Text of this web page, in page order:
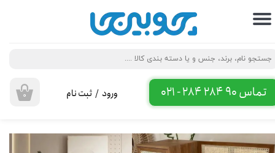
تماس 90 284 284 - 021 ۰ ورود / ثبت نام
حساب کاربری من
تغییر گذر واژه
سفارشات
خروج از حساب کاربری